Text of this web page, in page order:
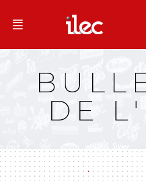
Qu'est-ce que l’Ilec
Campagnes multimarques
Dans la presse
DE